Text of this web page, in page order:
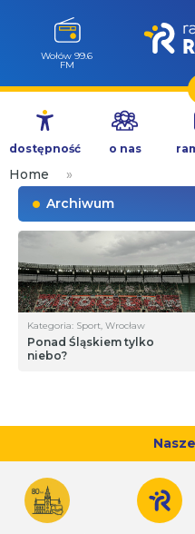
Przejdź
treści
Wołów 99.6
FM
dostępność o nas
Home
»
Archiwum
Kategoria: Sport, Wrocław
Ponad Śląskiem tylko
niebo?